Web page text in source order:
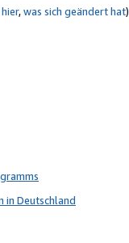
hier,was sich geändert hat)
in Deutschland